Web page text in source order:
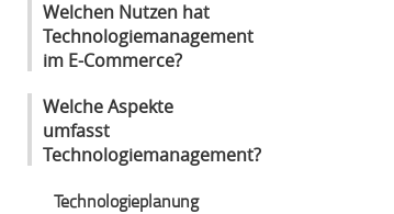
Welchen Nutzen hat
Technologiemanagement
im E-Commerce?
Welche Aspekte
umfasst
Technologiemanagement?
Technologieplanung